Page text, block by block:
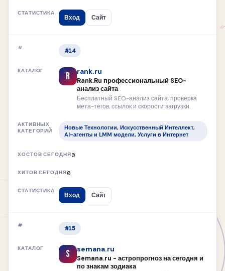
Вход Сайт
#14
R rank.ru
Rank.Ru профессиональный SEO-
анализ сайта
Бесплатный SEO-анализ сайта, проверка
мета-тегов, ссылок и скорости загрузки.
Новые Технологии, Искусственный Интеллект,
AI-агенты и LMM модели, Услуги в Интернет
0
0
Вход Сайт
#15
S semana.ru
Semana.ru - астропрогноз на сегодня и
по знакам зодиака